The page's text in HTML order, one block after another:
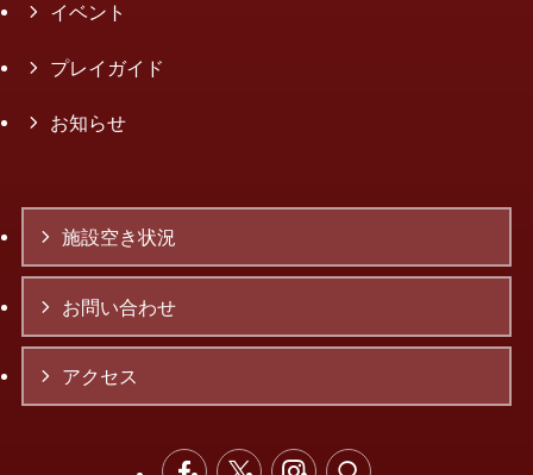
イベント
プレイガイド
お知らせ
施設空き状況
お問い合わせ
アクセス